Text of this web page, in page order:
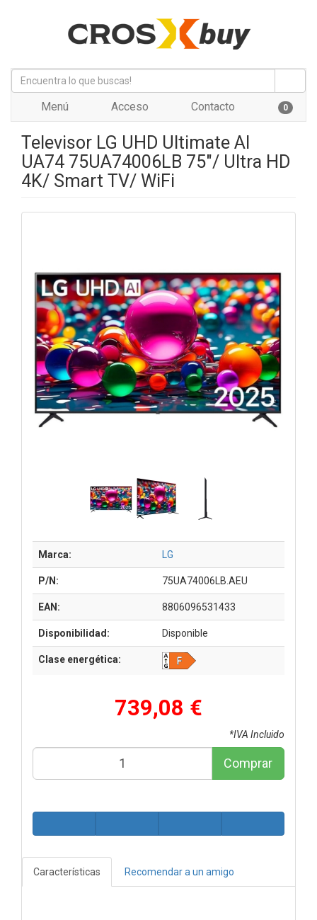
Menú Acceso Contacto 0
Televisor LG UHD Ultimate AI
UA74 75UA74006LB 75"/ Ultra HD
4K/ Smart TV/ WiFi
Marca: LG
P/N: 75UA74006LB.AEU
EAN: 8806096531433
Disponibilidad: Disponible
Clase energética:
739,08 €
*IVA Incluido
Comprar
Características Recomendar a un amigo